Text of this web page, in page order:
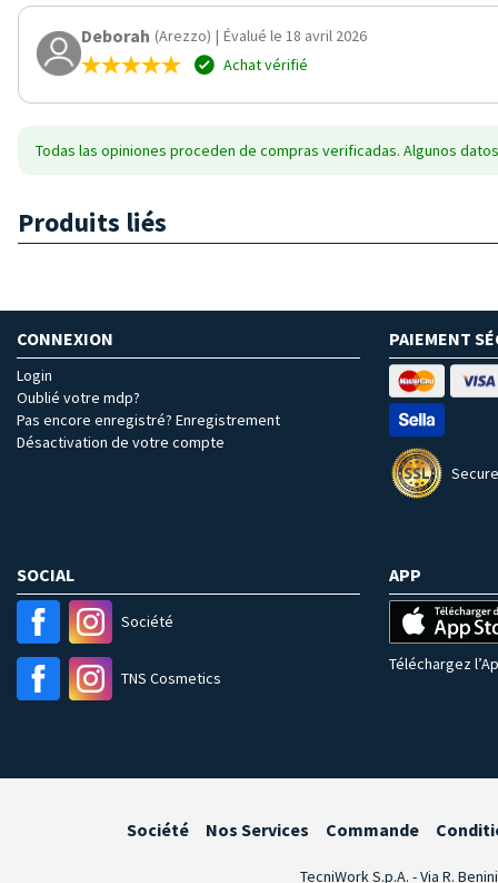
Deborah (Arezzo) | Évalué le 18 avril 2026
Achat vérifié
Todas las opiniones proceden de compras verificadas. Algunos
Produits liés
CONNEXION
Login
Oublié votre mdp?
Pas encore enregistré? Enregistrement
Désactivation de votre compte
PAIEMENT
SOCIAL
Société
TNS Cosmetics
APP
Téléchargez
Société Nos Services Commande
TecniWork S.p.A. - Via R.